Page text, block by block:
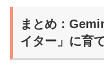
まとめ：
イター」に育